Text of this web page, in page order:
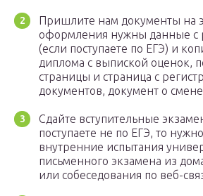
Пришлите нам документы на
оформления нужны данные с
(если поступаете по ЕГЭ) и
диплома с выпиской оценок,
страницы и страница с
документов, документ о
Сдайте вступительные
поступаете не по ЕГЭ, то
внутренние испытания
письменного экзамена из
или собеседования по веб-